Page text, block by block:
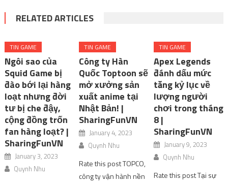
RELATED ARTICLES
TIN GAME
Ngôi sao của
Squid Game bị
đào bới lại hàng
loạt nhưng đời
tư bị che đậy,
cộng đồng trốn
fan hàng loạt? |
SharingFunVN
January 3, 2023
Quynh Nhu
TIN GAME
Công ty Hàn
Quốc Toptoon sẽ
mở xưởng sản
xuất anime tại
Nhật Bản! |
SharingFunVN
January 4, 2023
Quynh Nhu
Rate this post TOPCO,
công ty vận hành nền
TIN GAME
Apex Legends
đánh dấu mức
tăng kỷ lục về
lượng người
chơi trong tháng
8 |
SharingFunVN
January 9, 2023
Quynh Nhu
Rate this post Tại sự